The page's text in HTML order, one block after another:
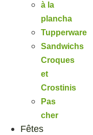
à la
plancha
Tupperware
Sandwichs
Croques
et
Crostinis
Pas
cher
Fêtes